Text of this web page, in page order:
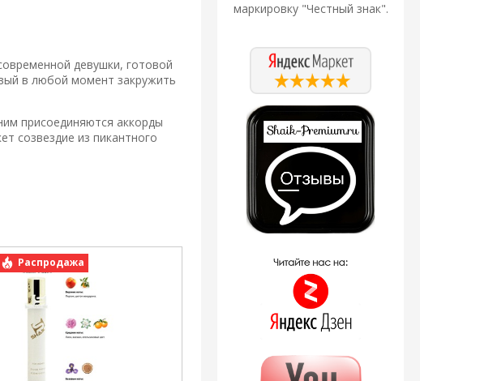
маркировку "Честный знак".
девушки, готовой
в любой момент закружить
присоединяются аккорды
созвездие из пикантного
Распродажа